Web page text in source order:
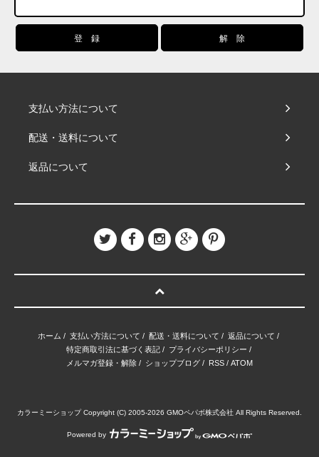
支払い方法について
配送・送料について
返品について
ホーム / 支払い方法について / 配送・送料について / 返品について /
特定商取引法に基づく表記/ プライバシーポリシー /
メルマガ登録・解除 / ショップブログ / RSS / ATOM
カラーミーショップCopyright (C) 2005-2026 GMOペパボ株式会社 All Rights Reserved.
Powered by